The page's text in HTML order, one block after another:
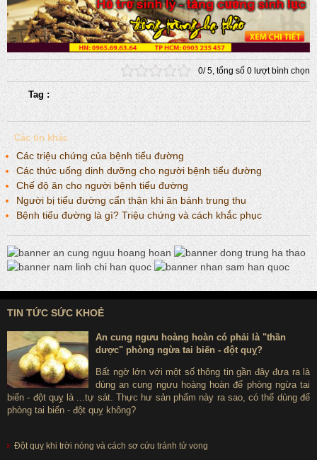
0/5, tổng số 0lượt bình chọn
Tag :
Các tin khác
Các triệu chứng của bệnh tiểu đường
Các thức uống dinh dưỡng cho người bệnh tiểu đường
Chế độ ăn cho người bệnh tiểu đường
Người bị tiểu đường cẩn thận khi ăn bánh trung thu
Bệnh tiểu đường là gì? Triệu chứng và cách khắc phục
TIN TỨC SỨC KHOẺ
An cung ngưu hoàng hoàn có phải là "thần
dược" phòng ngừa tai biến - đột quỵ?
Bất ngờ lớn với một số thông tin gần đây đưa ra là
dùng an cung ngưu hoàng hoàn để phòng ngừa tai
biến - đột quỵ là ...tự sát. Thực hư sản phẩm này ra sao, có thể dùng để
phòng tai biến - đột quỵ không?
Đột quỵ khi trời nóng và cách sơ cứu tránh tử vong